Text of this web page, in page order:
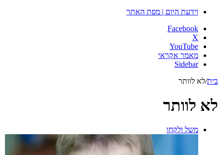
וידעת היום | מפת האתר
Facebook
X
YouTube
מאמר אקראי
Sidebar
בית/לא לוותר
לא לוותר
משל ולקחו